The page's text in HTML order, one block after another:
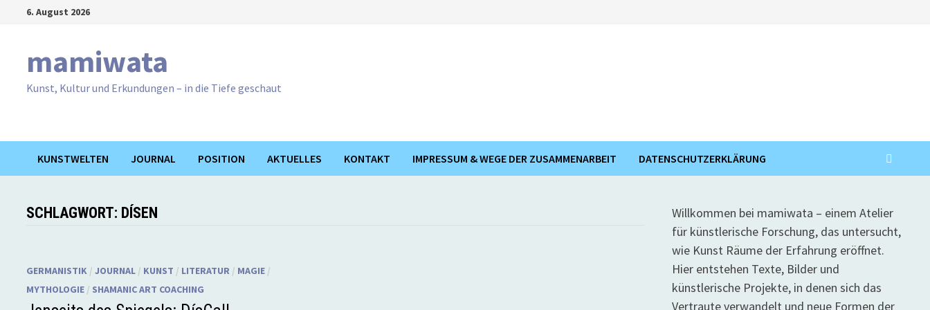
6. August 2026
mamiwata
Kunst, Kultur und Erkundungen – in die Tiefe geschaut
KUNSTWELTEN JOURNAL POSITION AKTUELLES KONTAKT IMPRESSUM & WEGE DER ZUSAMMENARBEIT DATENSCHUTZERKLÄRUNG
SCHLAGWORT: DÍSEN
GERMANISTIK /JOURNAL / KUNST / LITERATUR / MAGIE /
MYTHOLOGIE / SHAMANIC ART COACHING
Willkommen bei mamiwata – einem Atelier
für künstlerische Forschung, das untersucht,
wie Kunst Räume der Erfahrung eröffnet.
Hier entstehen Texte, Bilder und
künstlerische Projekte, in denen sich das
Vertraute verwandelt und neue Formen der